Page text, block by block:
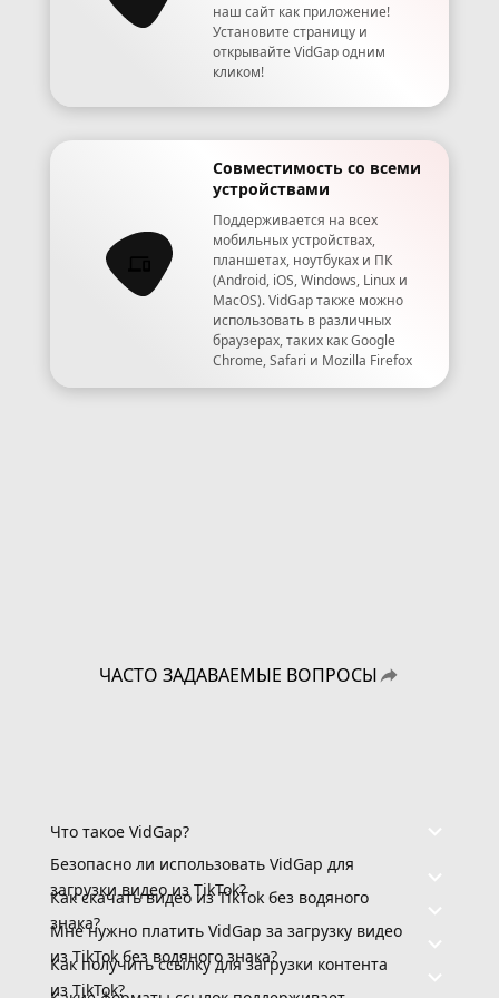
наш сайт как приложение!
Установите страницу и
открывайте VidGap одним
кликом!
Совместимость со всеми
устройствами
Поддерживается на всех
мобильных устройствах,
планшетах, ноутбуках и ПК
(Android, iOS, Windows, Linux и
MacOS). VidGap также можно
использовать в различных
браузерах, таких как Google
Chrome, Safari и Mozilla Firefox
ЧАСТО ЗАДАВАЕМЫЕ ВОПРОСЫ
Что такое VidGap?
Безопасно ли использовать VidGap для
загрузки видео из TikTok?
Как скачать видео из TikTok без водяного
знака?
Мне нужно платить VidGap за загрузку видео
из TikTok без водяного знака?
Как получить ссылку для загрузки контента
из TikTok?